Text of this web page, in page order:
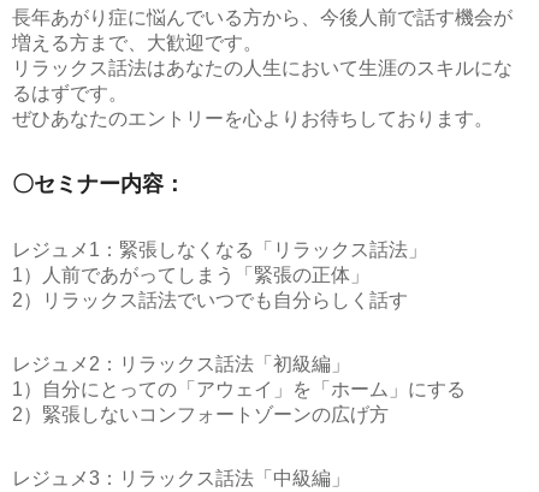
長年あがり症に悩んでいる方から、今後人前で話す機会が
増える方まで、大歓迎です。
リラックス話法はあなたの人生において生涯のスキルにな
るはずです。
ぜひあなたのエントリーを心よりお待ちしております。
〇セミナー内容：
レジュメ1：緊張しなくなる「リラックス話法」
1）人前であがってしまう「緊張の正体」
2）リラックス話法でいつでも自分らしく話す
レジュメ2：リラックス話法「初級編」
1）自分にとっての「アウェイ」を「ホーム」にする
2）緊張しないコンフォートゾーンの広げ方
レジュメ3：リラックス話法「中級編」